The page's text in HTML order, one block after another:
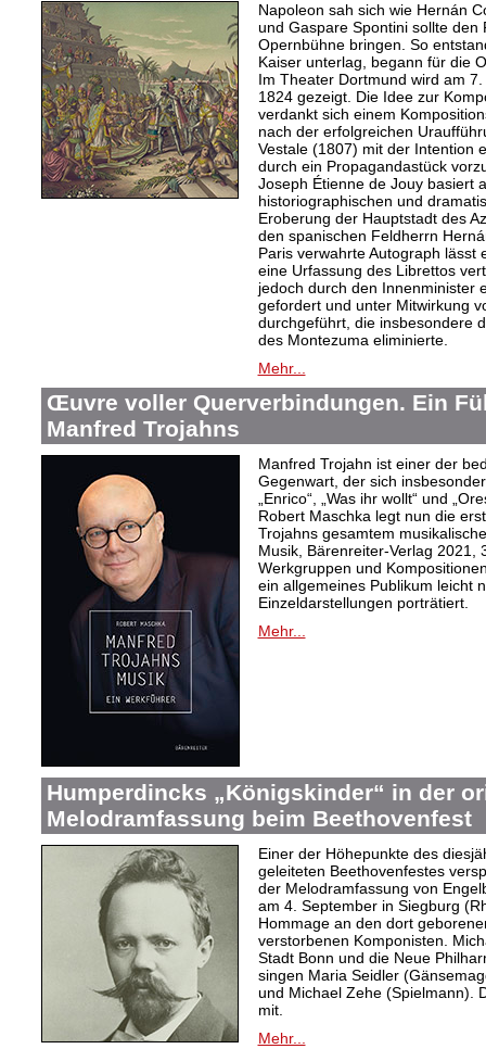
Napoleon sah sich wie Hernán
und Gaspare Spontini sollte den
Opernbühne bringen. So
Kaiser unterlag, begann für die
Im Theater Dortmund wird am
1824 gezeigt. Die Idee zur
verdankt sich einem
nach der erfolgreichen
Vestale (1807) mit der Intention
durch ein Propagandastück
Joseph Étienne de Jouy basiert
historiographischen und
Eroberung der Hauptstadt des
den spanischen Feldherrn
Paris verwahrte Autograph lässt
eine Urfassung des Librettos
jedoch durch den Innenminister
gefordert und unter Mitwirkung
durchgeführt, die insbesondere
des Montezuma eliminierte.
Mehr...
Œuvre voller Querverbindungen. Ein
Manfred Trojahns
Manfred Trojahn ist einer der
Gegenwart, der sich
„Enrico“, „Was ihr wollt“ und
Robert Maschka legt nun die
Trojahns gesamtem
Musik, Bärenreiter-Verlag 2021,
Werkgruppen und
ein allgemeines Publikum leicht
Einzeldarstellungen porträtiert.
Mehr...
Humperdincks „Königskinder“ in der
Melodramfassung beim Beethovenfest
Einer der Höhepunkte des
geleiteten Beethovenfestes
der Melodramfassung von
am 4. September in Siegburg
Hommage an den dort
verstorbenen Komponisten.
Stadt Bonn und die Neue
singen Maria Seidler
und Michael Zehe (Spielmann).
mit.
Mehr...